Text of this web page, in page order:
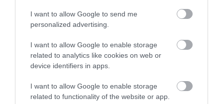
I want to allow Google to send me
personalized advertising.
I want to allow Google to enable storage
related to analytics like cookies on web or
device identifiers in apps.
I want to allow Google to enable storage
related to functionality of the website or app.
visszatérő vendégek leszünk.
A felszolgálók nagyon
kedvesek, az ételek nagyon
finomak, a hely nagyon